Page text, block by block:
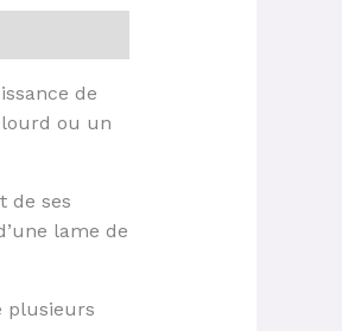
de
ou un
de ses
lame de
plusieurs